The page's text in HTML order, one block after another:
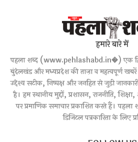
हमारे बारे में
पहला शब्द (www.pehlashabd.in�) एक
बुंदेलखंड और मध्यप्रदेश की ताज़ा व महत्वपूर्ण खबरें
उद्देश्य सटीक, निष्पक्ष और जनहित से जुड़ी
है। हम स्थानीय मुद्दों, प्रशासन, राजनीति,
पर प्रमाणिक समाचार प्रकाशित करते हैं। पहला
डिजिटल पत्रकारिता के लिए